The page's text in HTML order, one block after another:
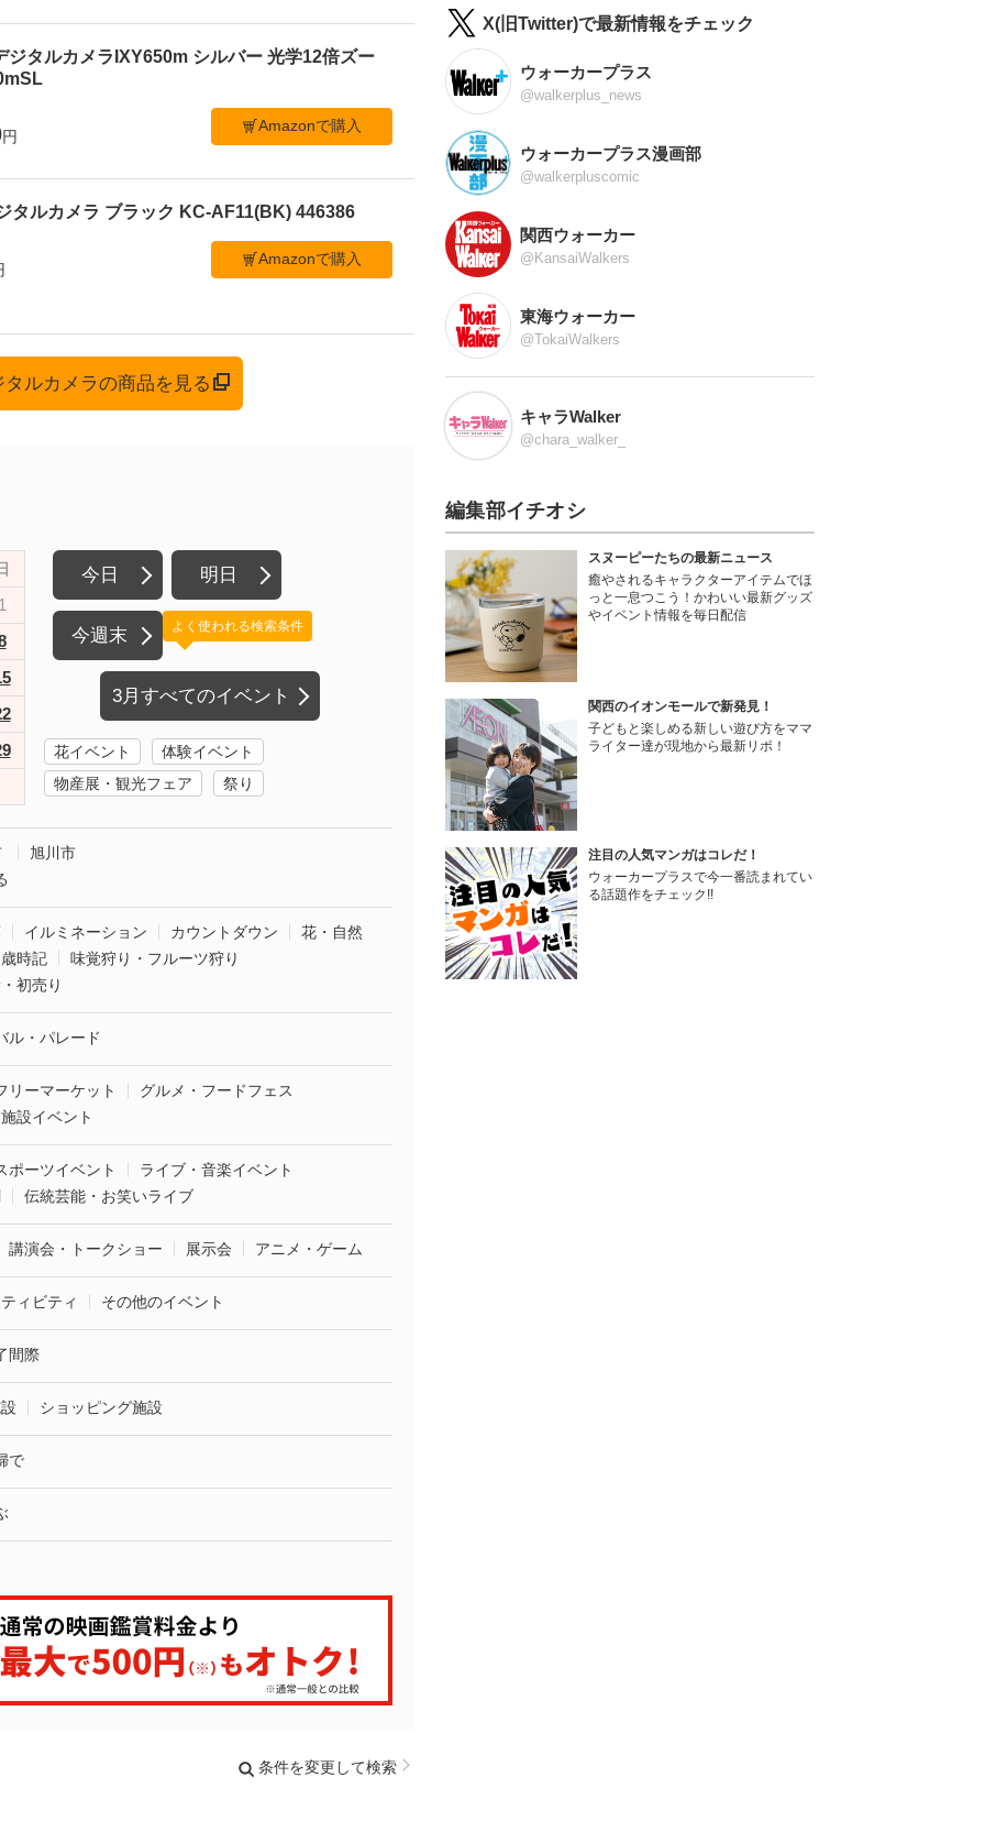
タルカメラIXY650m シルバー 光学12倍ズー
円
Amazonで購入
タルカメラ ブラック KC-AF11(BK) 446386
Amazonで購入
ルカメラの商品を見る
今日 明日
今週末
3月すべてのイベント
よく使われる検索条件
花イベント
体験イベント
物産展・観光フェア
祭り
旭川市
イルミネーション カウントダウン
花・自然
時記
味覚狩り・フルーツ狩り
初売り
ル・パレード
リーマーケット
グルメ・フードフェス
設イベント
ポーツイベント
ライブ・音楽イベント
伝統芸能・お笑いライブ
講演会・トークショー 展示会 アニメ・ゲーム
ィビティ その他のイベント
間際
ショッピング施設
で
条件を変更して検索
X(旧Twitter)で最新情報をチェック
ウォーカープラス
@walkerplus_news
ウォーカープラス漫画部
@walkerpluscomic
関西ウォーカー
@KansaiWalkers
東海ウォーカー
@TokaiWalkers
キャラWalker
@chara_walker_
編集部イチオシ
スヌーピーたちの最新ニュース
癒やされるキャラクターアイテムでほ
っと一息つこう！かわいい最新グッズ
やイベント情報を毎日配信
関西のイオンモールで新発見！
子どもと楽しめる新しい遊び方をママ
ライター達が現地から最新リポ！
注目の人気マンガはコレだ！
ウォーカープラスで今一番読まれてい
る話題作をチェック!!